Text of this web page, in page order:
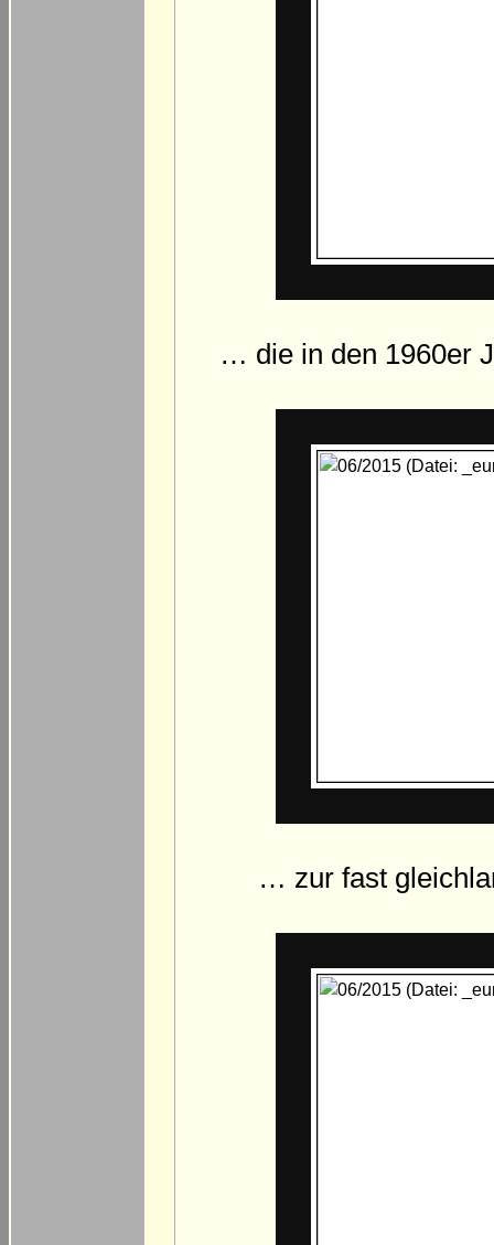
… die in den 1960er
… zur fast